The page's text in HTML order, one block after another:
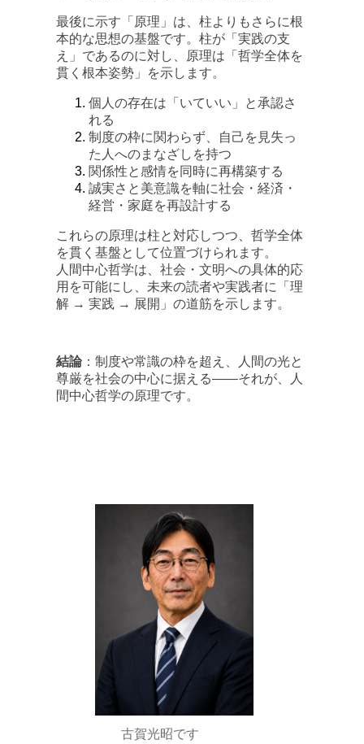
最後に示す「原理」は、柱よりもさらに根
本的な思想の基盤です。柱が「実践の支
え」であるのに対し、原理は「哲学全体を
貫く根本姿勢」を示します。
個人の存在は「いていい」と承認さ
れる
制度の枠に関わらず、自己を見失っ
た人へのまなざしを持つ
関係性と感情を同時に再構築する
誠実さと美意識を軸に社会・経済・
経営・家庭を再設計する
これらの原理は柱と対応しつつ、哲学全体
を貫く基盤として位置づけられます。
人間中心哲学は、社会・文明への具体的応
用を可能にし、未来の読者や実践者に「理
解 → 実践 → 展開」の道筋を示します。
結論：制度や常識の枠を超え、人間の光と
尊厳を社会の中心に据える――それが、人
間中心哲学の原理です。
古賀光昭です